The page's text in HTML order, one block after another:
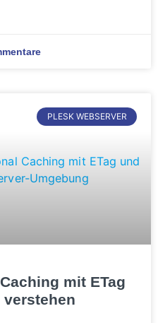
PLESK WEBSERVER
mit ETag